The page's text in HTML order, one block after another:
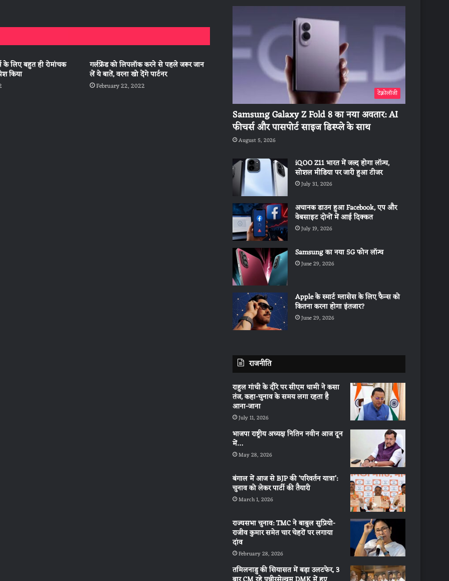
के लिए बहुत ही रोमांचक
किया
गर्लफ्रेंड को लिपलॉक करने से पहले जरूर जान
लें ये बातें, वरना खो देंगे पार्टनर
February 22, 2022
टेक्नोलॉजी
Samsung Galaxy Z Fold 8 का नया अवतार: AI
फीचर्स और पासपोर्ट साइज डिस्प्ले के साथ
August 5, 2026
iQOO Z11 भारत में जल्द होगा लॉन्च,
सोशल मीडिया पर जारी हुआ टीजर
July 31, 2026
अचानक डाउन हुआ Facebook, एप और
वेबसाइट दोनों में आई दिक्कत
July 19, 2026
Samsung का नया 5G फोन लॉन्च
June 29, 2026
Apple के स्मार्ट ग्लासेस के लिए फैन्स को
कितना करना होगा इंतजार?
June 29, 2026
राजनीति
राहुल गांधी के दौरे पर सीएम धामी ने कसा
तंज, कहा-चुनाव के समय लगा रहता है
आना-जाना
July 11, 2026
भाजपा राष्ट्रीय अध्यक्ष नितिन नवीन आज दून
में…
May 28, 2026
बंगाल में आज से BJP की ‘परिवर्तन यात्रा’:
चुनाव को लेकर पार्टी की तैयारी
March 1, 2026
राज्यसभा चुनाव: TMC ने बाबुल सुप्रियो-
राजीव कुमार समेत चार चेहरों पर लगाया
दांव
February 28, 2026
तमिलनाडु की सियासत में बड़ा उलटफेर, 3